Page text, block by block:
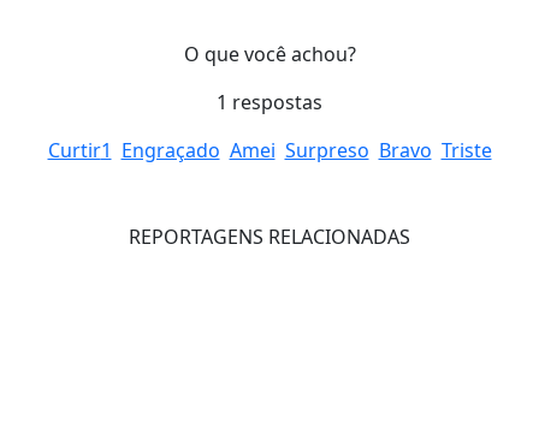
O que você achou?
1 respostas
Curtir1 Engraçado Amei Surpreso Bravo Triste
REPORTAGENS RELACIONADAS